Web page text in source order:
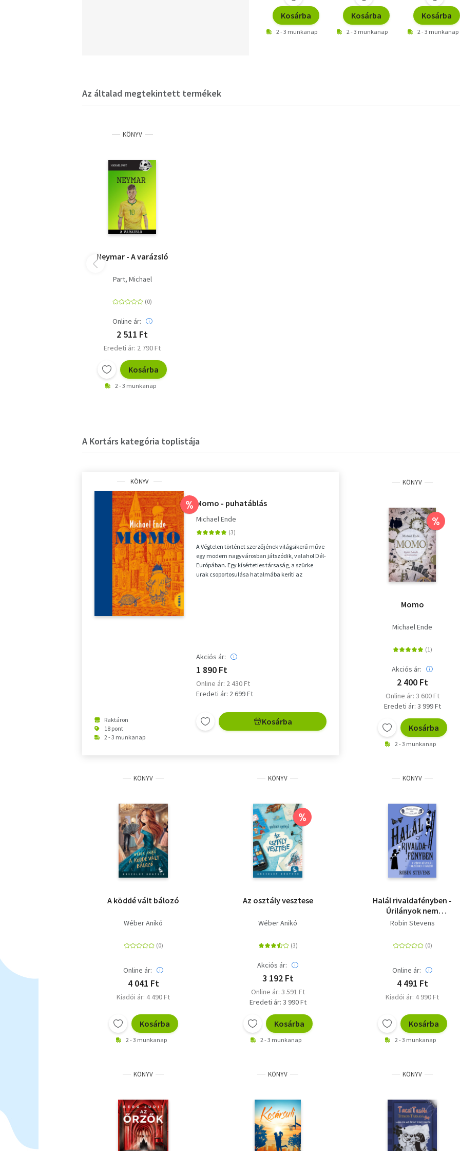
Kosárba
2 - 3 munkanap
Kosárba
2 - 3 munkanap
Kosárba
2 - 3 munkanap
Az általad megtekintett termékek
KÖNYV
Neymar - A varázsló
Part, Michael
Online ár:
2 511 Ft
Eredeti ár: 2 790 Ft
Kosárba
2 - 3 munkanap
A Kortárs kategória toplistája
KÖNYV
%
Raktáron
18 pont
2 - 3 munkanap
Momo - puhatáblás
Michael Ende
A Végtelen történet szerzőjének világsikerű műve
egy modern nagyvárosban játszódik, valahol Dél-
Európában. Egy kísérteties társaság, a szürke
urak csoportosulása hatalmába keríti az
Akciós ár:
1 890 Ft
Online ár: 2 430 Ft
Eredeti ár: 2 699 Ft
Kosárba
KÖNYV
%
Momo
Michael Ende
Akciós ár:
2 400 Ft
Online ár: 3 600 Ft
Eredeti ár: 3 999 Ft
Kosárba
2 - 3 munkanap
KÖNYV
A köddé vált bálozó
Wéber Anikó
Online ár:
4 041 Ft
Kiadói ár: 4 490 Ft
Kosárba
2 - 3 munkanap
KÖNYV
%
Az osztály vesztese
Wéber Anikó
Akciós ár:
3 192 Ft
Online ár: 3 591 Ft
Eredeti ár: 3 990 Ft
Kosárba
2 - 3 munkanap
KÖNYV
Halál rivaldafényben -
Úrilányok nem
gyilkolnak 7. -
Robin Stevens
Online ár:
4 491 Ft
Kiadói ár: 4 990 Ft
Kosárba
2 - 3 munkanap
KÖNYV KÖNYV KÖNYV